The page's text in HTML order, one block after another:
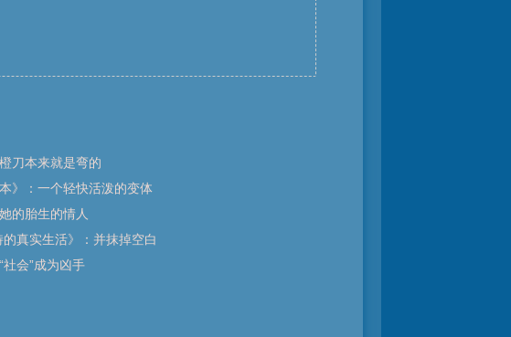
刀本来就是弯的
》：一个轻快活泼的变体
的胎生的情人
的真实生活》：并抹掉空白
社会”成为凶手